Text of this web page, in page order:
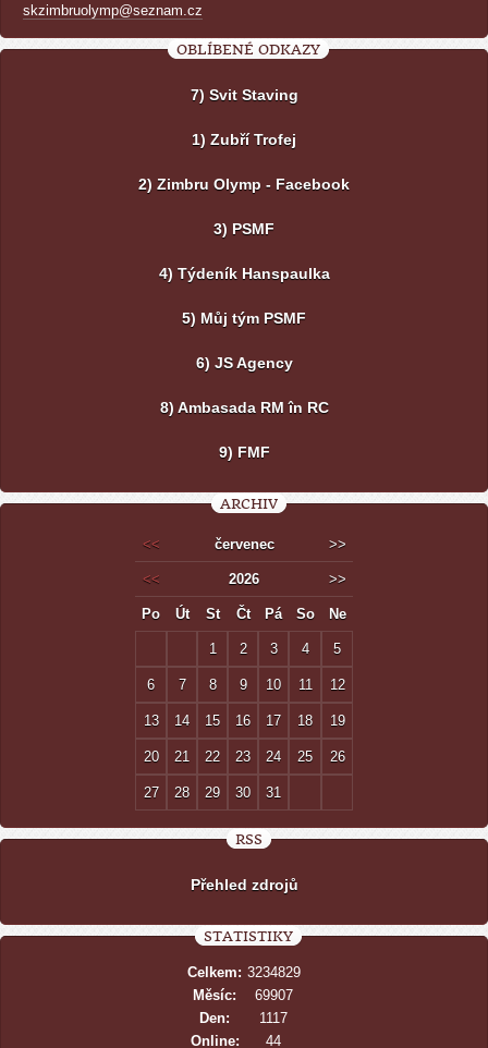
skzimbruolymp@seznam.cz
OBLÍBENÉ ODKAZY
7) Svit Staving
1) Zubří Trofej
2) Zimbru Olymp - Facebook
3) PSMF
4) Týdeník Hanspaulka
5) Můj tým PSMF
6) JS Agency
8) Ambasada RM în RC
9) FMF
ARCHIV
<< červenec >>
<< 2026 >>
Po Út St Čt Pá So Ne
1 2 3 4 5
6 7 8 9 10 11 12
13 14 15 16 17 18 19
20 21 22 23 24 25 26
27 28 29 30 31
RSS
Přehled zdrojů
STATISTIKY
Online: 44
Celkem: 3234829
Měsíc:
69907
Den:
1117